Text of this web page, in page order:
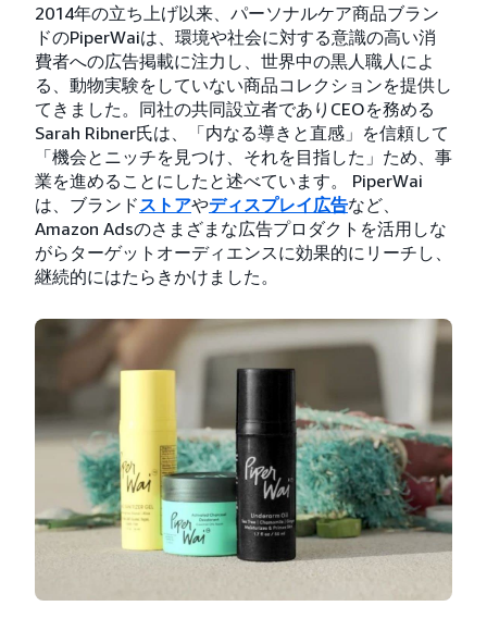
2014年の立ち上げ以来、パーソナルケア商品ブラン
ドのPiperWaiは、環境や社会に対する意識の高い消
費者への広告掲載に注力し、世界中の黒人職人によ
る、動物実験をしていない商品コレクションを提供し
てきました。同社の共同設立者でありCEOを務める
Sarah Ribner氏は、「内なる導きと直感」を信頼して
「機会とニッチを見つけ、それを目指した」ため、事
業を進めることにしたと述べています。 PiperWai
は、ブランド ストアやディスプレイ広告など、
Amazon Adsのさまざまな広告プロダクトを活用しな
がらターゲットオーディエンスに効果的にリーチし、
継続的にはたらきかけました。